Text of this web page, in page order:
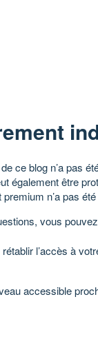
ce blog n’a pas
également être
n’a pas
vous
l’accès à
accessible